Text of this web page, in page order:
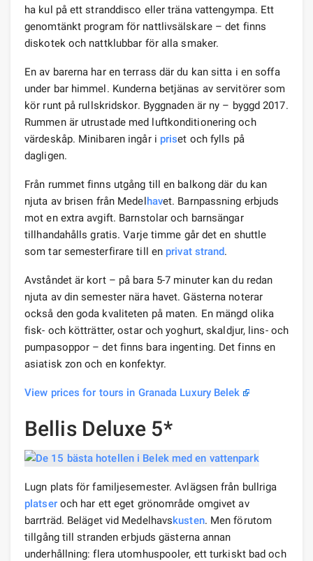
ha kul på ett stranddisco eller träna vattengympa. Ett
genomtänkt program för nattlivsälskare – det finns
diskotek och nattklubbar för alla smaker.
En av barerna har en terrass där du kan sitta i en soffa
under bar himmel. Kunderna betjänas av servitörer som
kör runt på rullskridskor. Byggnaden är ny – byggd 2017.
Rummen är utrustade med luftkonditionering och
värdeskåp. Minibaren ingår i priset och fylls på
dagligen.
Från rummet finns utgång till en balkong där du kan
njuta av brisen från Medelhavet. Barnpassning erbjuds
mot en extra avgift. Barnstolar och barnsängar
tillhandahålls gratis. Varje timme går det en shuttle
som tar semesterfirare till en privat strand.
Avståndet är kort – på bara 5-7 minuter kan du redan
njuta av din semester nära havet. Gästerna noterar
också den goda kvaliteten på maten. En mängd olika
fisk- och kötträtter, ostar och yoghurt, skaldjur, lins- och
pumpasoppor – det finns bara ingenting. Det finns en
asiatisk zon och en konfektyr.
View prices for tours in Granada Luxury Belek
Bellis Deluxe 5*
Lugn plats för familjesemester. Avlägsen från bullriga
platseroch har ett eget grönområde omgivet av
barrträd. Beläget vid Medelhavskusten. Men förutom
tillgång till stranden erbjuds gästerna annan
underhållning: flera utomhuspooler, ett turkiskt bad och